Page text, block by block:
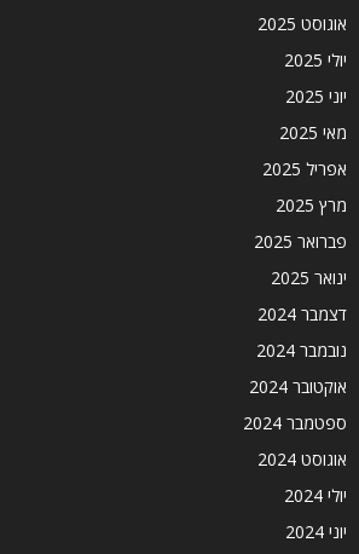
אוגוסט 2025
יולי 2025
יוני 2025
מאי 2025
אפריל 2025
מרץ 2025
פברואר 2025
ינואר 2025
דצמבר 2024
נובמבר 2024
אוקטובר 2024
ספטמבר 2024
אוגוסט 2024
יולי 2024
יוני 2024